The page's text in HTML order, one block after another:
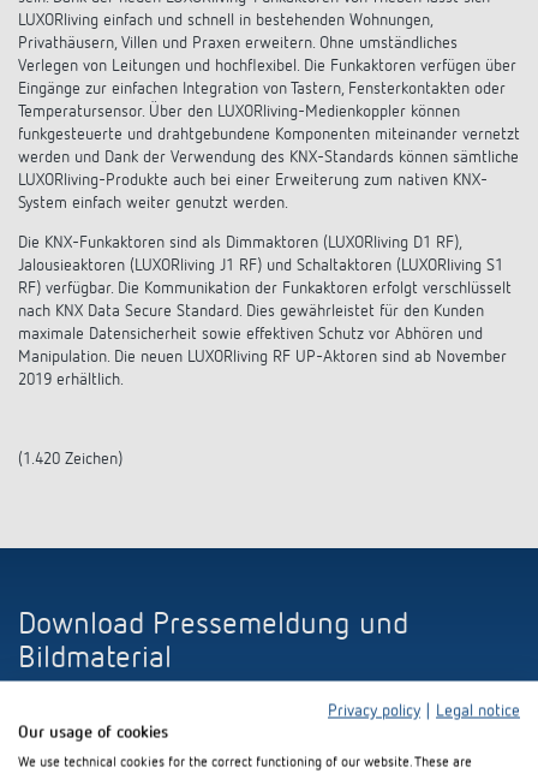
Anfahrt
LUXORliving einfach und schnell in bestehenden Wohnungen,
Privathäusern, Villen und Praxen erweitern. Ohne umständliches
Verlegen von Leitungen und hochflexibel. Die Funkaktoren verfügen über
Eingänge zur einfachen Integration von Tastern, Fensterkontakten oder
Temperatursensor. Über den LUXORliving-Medienkoppler können
funkgesteuerte und drahtgebundene Komponenten miteinander vernetzt
werden und Dank der Verwendung des KNX-Standards können sämtliche
LUXORliving-Produkte auch bei einer Erweiterung zum nativen KNX-
System einfach weiter genutzt werden.
Die KNX-Funkaktoren sind als Dimmaktoren (LUXORliving D1 RF),
Jalousieaktoren (LUXORliving J1 RF) und Schaltaktoren (LUXORliving S1
RF) verfügbar. Die Kommunikation der Funkaktoren erfolgt verschlüsselt
nach KNX Data Secure Standard. Dies gewährleistet für den Kunden
maximale Datensicherheit sowie effektiven Schutz vor Abhören und
Manipulation. Die neuen LUXORliving RF UP-Aktoren sind ab November
2019 erhältlich.
(1.420 Zeichen)
Download Pressemeldung und
Bildmaterial
ZIP-Datei (3 MB)
Privacy policy
Legal notice
Our usage of cookies
We use technical cookies for the correct functioning of our website. These are